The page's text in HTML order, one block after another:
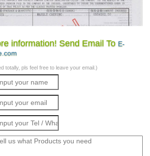
information! Send Email To E-
totally, pls feel free to leave your email.)